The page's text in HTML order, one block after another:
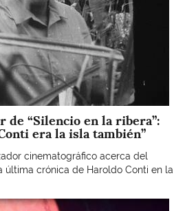
“Silencio en la ribera”:
era la isla también”
cinematográfico acerca del
última crónica de Haroldo Conti en la